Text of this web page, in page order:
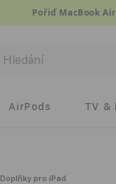
Pořiď MacBook
AirPods TV &
Doplňky pro iPad